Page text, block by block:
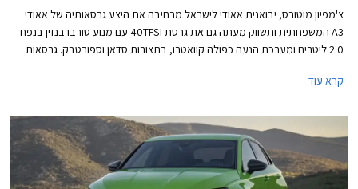
צ'מפיון מוטורס, יבואנית אאודי לישראל מרחיבה את היצע גרסאותיה של אאודי
A3 המשפחתית ותשווק מעתה גם את גרסת 40TFSI עם מנוע טורבו בנזין בנפח
2.0 ליטרים ומערכת הנעה כפולה קוואטרו, בתצורות סדאן וספורטבק. גרסאות
לא זול אך ביחס למתחרים הישירים מבית מרצדס וב.מ.וו וביחס ליחידת ההנעה
המותג בישראל אשר סובל מירידה במכירות.
קרא עוד